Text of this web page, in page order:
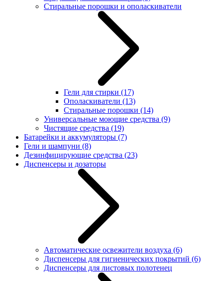
Стиральные порошки и ополаскиватели
Гели для стирки (17)
Ополаскиватели (13)
Стиральные порошки (14)
Универсальные моющие средства (9)
Чистящие средства (19)
Батарейки и аккумуляторы (7)
Гели и шампуни (8)
Дезинфицирующие средства (23)
Диспенсеры и дозаторы
Автоматические освежители воздуха (6)
Диспенсеры для гигиенических покрытий (6)
Диспенсеры для листовых полотенец